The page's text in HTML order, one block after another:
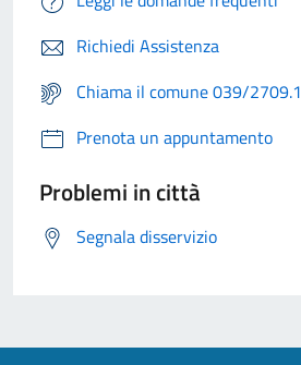
Richiedi Assistenza
Chiama il comune 039/2709.1
Prenota un appuntamento
Problemi in città
Segnala disservizio